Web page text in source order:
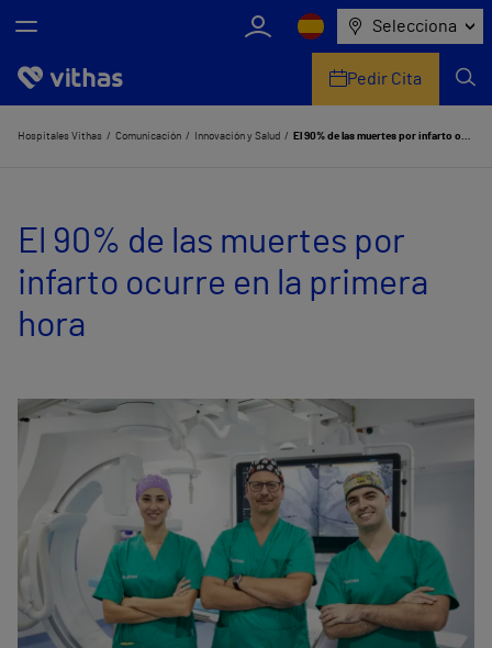
Selecciona
Nosotros
Servicios de salud
Equipo médico y asistencial
Comunicación
Pedir Cita
Hospitales Vithas Comunicación Innovación y Salud El 90% de las muertes por infarto ocurre en la primera hora
El 90% de las muertes por
infarto ocurre en la primera
hora